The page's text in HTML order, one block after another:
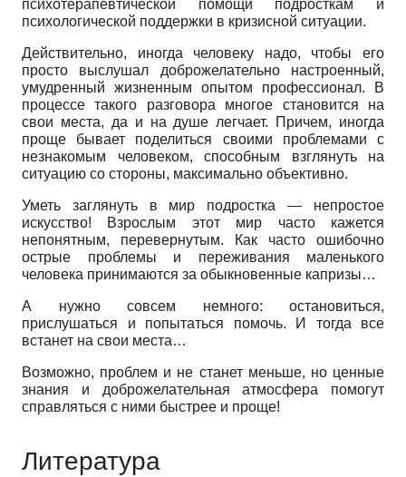
психотерапевтической помощи подросткам и
психологической поддержки в кризисной ситуации.
Действительно, иногда человеку надо, чтобы его
просто выслушал доброжелательно настроенный,
умудренный жизненным опытом профессионал. В
процессе такого разговора многое становится на
свои места, да и на душе легчает. Причем, иногда
проще бывает поделиться своими проблемами с
незнакомым человеком, способным взглянуть на
ситуацию со стороны, максимально объективно.
Уметь заглянуть в мир подростка — непростое
искусство! Взрослым этот мир часто кажется
непонятным, перевернутым. Как часто ошибочно
острые проблемы и переживания маленького
человека принимаются за обыкновенные капризы…
А нужно совсем немного: остановиться,
прислушаться и попытаться помочь. И тогда все
встанет на свои места…
Возможно, проблем и не станет меньше, но ценные
знания и доброжелательная атмосфера помогут
справляться с ними быстрее и проще!
Литература